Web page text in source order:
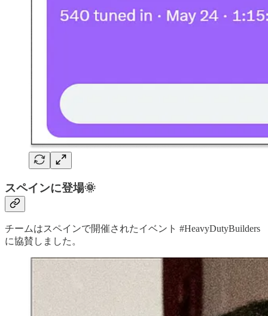
スペインに登場🌞
チームはスペインで開催されたイベント #HeavyDutyBuilders
に協賛しました。